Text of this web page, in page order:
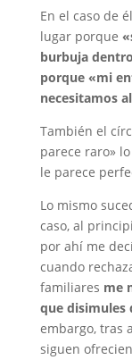
En el caso de
lugar porque
burbuja
porque «mi
necesitamos
También el
parece raro»
le parece
Lo mismo
caso, al
por ahí me
cuando
familiares me
que disimules
embargo, tras
siguen